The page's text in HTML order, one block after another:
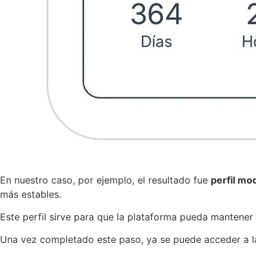
En nuestro caso, por ejemplo, el resultado fue perfil
más estables.
Este perfil sirve para que la plataforma pueda mantener
Una vez completado este paso, ya se puede acceder a